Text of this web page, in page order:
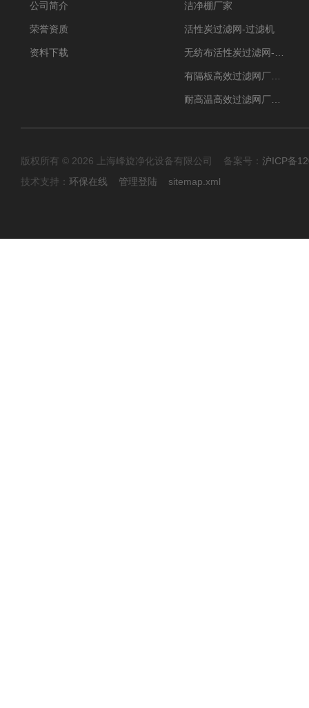
公司简介
荣誉资质
资料下载
洁净棚厂家
活性炭过滤网-过滤机
版权所有 © 2026 上海峰旋净化设备有限公司 备案号： 沪ICP备
技术支持： 环保在线 管理登陆 sitemap.xml